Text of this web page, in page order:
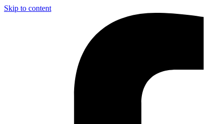
Skip to content